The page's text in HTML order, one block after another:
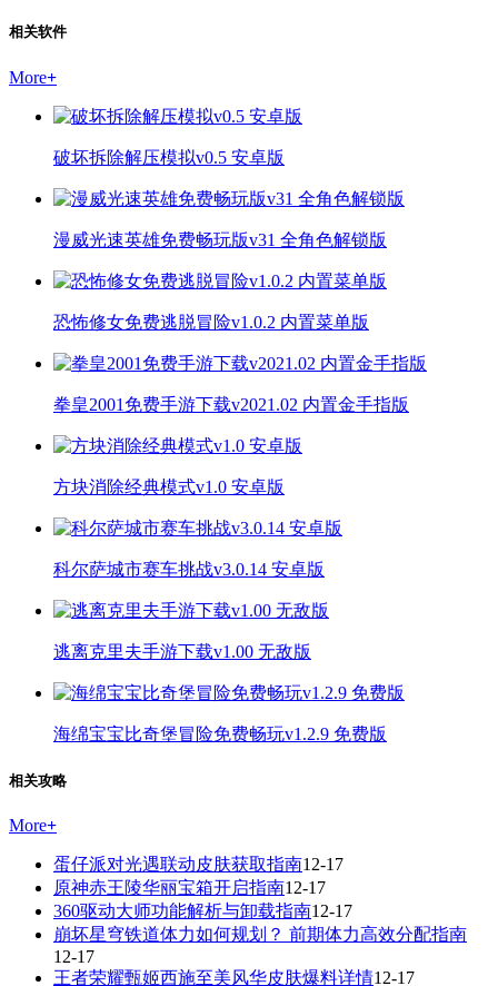
相关软件
More+
破坏拆除解压模拟v0.5 安卓版
漫威光速英雄免费畅玩版v31 全角色解锁版
恐怖修女免费逃脱冒险v1.0.2 内置菜单版
拳皇2001免费手游下载v2021.02 内置金手指版
方块消除经典模式v1.0 安卓版
科尔萨城市赛车挑战v3.0.14 安卓版
逃离克里夫手游下载v1.00 无敌版
海绵宝宝比奇堡冒险免费畅玩v1.2.9 免费版
相关攻略
More+
蛋仔派对光遇联动皮肤获取指南12-17
原神赤王陵华丽宝箱开启指南12-17
360驱动大师功能解析与卸载指南12-17
崩坏星穹铁道体力如何规划？ 前期体力高效分配指南
12-17
王者荣耀甄姬西施至美风华皮肤爆料详情12-17